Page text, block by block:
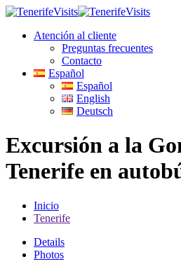
Atención al cliente
Preguntas frecuentes
Contacto
Español
Español
English
Deutsch
Excursión a la
Tenerife en
Inicio
Tenerife
Details
Photos